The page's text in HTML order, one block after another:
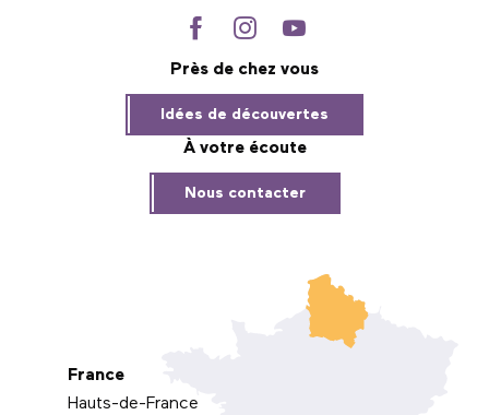
Près de chez vous
Idées de découvertes
À votre écoute
Nous contacter
France
Hauts-de-France